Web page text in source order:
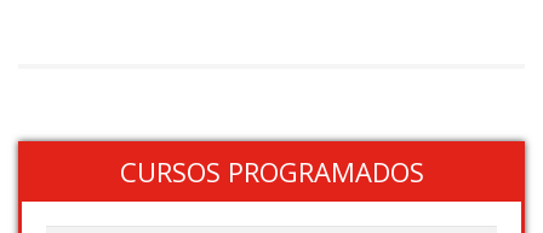
CURSOS PROGRAMADOS